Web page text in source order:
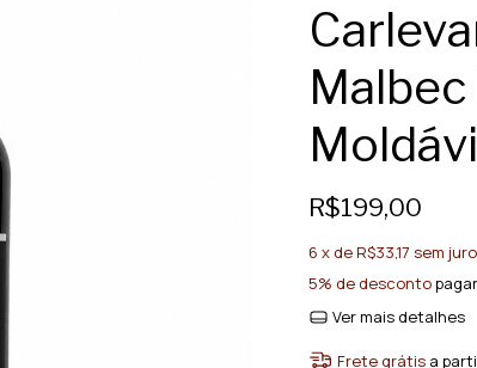
Malbec
R$199,00
6 x deR$33,17 sem
5% de desconto
Ver mais detalhes
Frete grátis a